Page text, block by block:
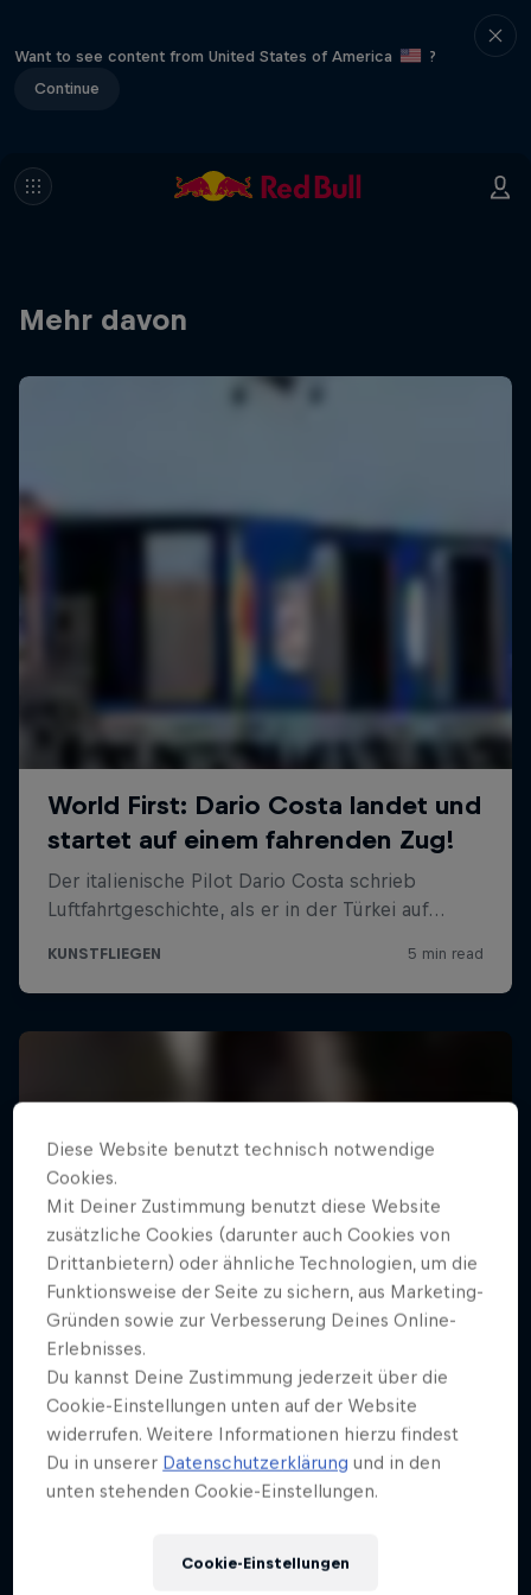
Want to see content from United States of America
?
Continue
Mehr davon
Flugzeuglandung
Diese Website benutzt technisch notwendige
Cookies.
Mit Deiner Zustimmung benutzt diese Website
zusätzliche Cookies (darunter auch Cookies von
Drittanbietern) oder ähnliche Technologien, um die
Funktionsweise der Seite zu sichern, aus Marketing-
Gründen sowie zur Verbesserung Deines Online-
Erlebnisses.
Du kannst Deine Zustimmung jederzeit über die
Cookie-Einstellungen unten auf der Website
widerrufen. Weitere Informationen hierzu findest
Du in unserer Datenschutzerklärung und in den
unten stehenden Cookie-Einstellungen.
Cookie-Einstellungen